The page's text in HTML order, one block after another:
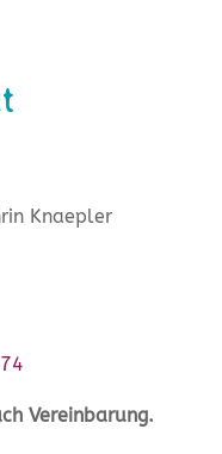
Knaepler
Vereinbarung.